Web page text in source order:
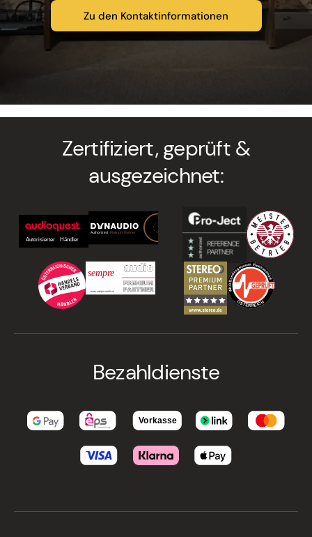
Zu den Kontaktinformationen
Zertifiziert, geprüft &
ausgezeichnet:
Bezahldienste